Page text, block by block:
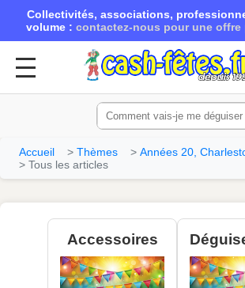
Collectivités, associations,
volume : contactez-nous pour une offre
Accueil Thèmes
Années 20,
Tous les articles
Accessoires